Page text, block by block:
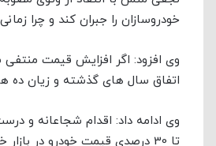
خودروسازان را جبران کند و چرا
وی افزود: اگر افزایش قیمت منتفی
اتفاق سال های گذشته و زیان ده
تا 30 درصدی قیمت خودرو در بازار خواهد انجامید و منجربه کاهش تورم خواهد شد.